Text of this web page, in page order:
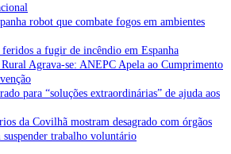
robot que combate fogos em ambientes
a fugir de incêndio em Espanha
Agrava-se: ANEPC Apela ao Cumprimento
para “soluções extraordinárias” de ajuda aos
da Covilhã mostram desagrado com órgãos
suspender trabalho voluntário